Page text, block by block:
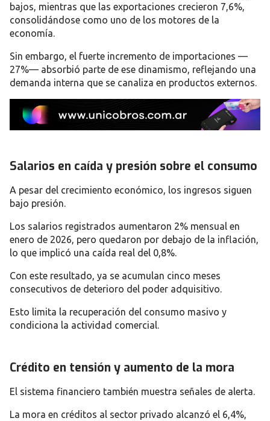
bajos, mientras que las exportaciones crecieron 7,6%,
consolidándose como uno de los motores de la
economía.
Sin embargo, el fuerte incremento de importaciones —
27%— absorbió parte de ese dinamismo, reflejando una
demanda interna que se canaliza en productos externos.
Salarios en caída y presión sobre el consumo
A pesar del crecimiento económico, los ingresos siguen
bajo presión.
Los salarios registrados aumentaron 2% mensual en
enero de 2026, pero quedaron por debajo de la inflación,
lo que implicó una caída real del 0,8%.
Con este resultado, ya se acumulan cinco meses
consecutivos de deterioro del poder adquisitivo.
Esto limita la recuperación del consumo masivo y
condiciona la actividad comercial.
Crédito en tensión y aumento de la mora
El sistema financiero también muestra señales de alerta.
La mora en créditos al sector privado alcanzó el 6,4%,